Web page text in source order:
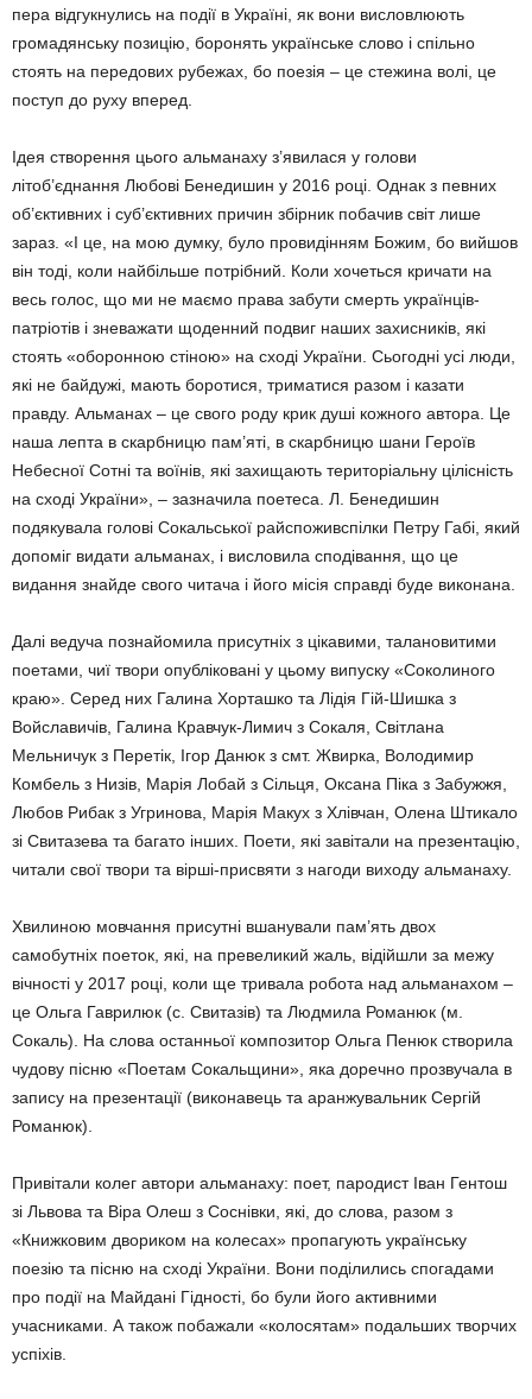
пера відгукнулись на події в Україні, як вони висловлюють
грома­дянську позицію, боронять українське слово і спільно
стоять на передових рубежах, бо поезія – це стежина волі, це
поступ до руху вперед.
Ідея створення цього альманаху з’явилася у голови
літоб’єднання Любові Бенедишин у 2016 році. Однак з певних
об’єктивних і суб’єктивних причин збірник побачив світ лише
зараз. «І це, на мою думку, було прови­дінням Божим, бо вийшов
він тоді, коли найбільше потрібний. Коли хочеться кричати на
весь голос, що ми не маємо права забути смерть українців-
патріотів і зневажати що­денний подвиг наших захисників, які
стоять «оборонною стіною» на сході України. Сьо­годні усі люди,
які не байдужі, мають бороти­ся, триматися разом і казати
правду. Альма­нах – це свого роду крик душі кожного автора. Це
наша лепта в скарбницю пам’яті, в скарбницю шани Героїв
Небесної Сотні та воїнів, які захищають територіальну ціліс­ність
на сході України», – зазначила поетеса. Л. Бенедишин
подякувала голові Сокаль­ської райспоживспілки Петру Габі, який
допо­міг видати альманах, і висловила сподівання, що це
видання знайде свого читача і його місія справді буде виконана.
Далі ведуча познайомила присутніх з цікавими, талановитими
поетами, чиї твори опубліковані у цьому випуску «Соколиного
краю». Серед них Галина Хорташко та Лідія Гій-Шишка з
Войславичів, Галина Кравчук-Лимич з Сокаля, Світлана
Мельничук з Перетік, Ігор Данюк з смт. Жвирка, Володи­мир
Комбель з Низів, Марія Лобай з Сільця, Оксана Піка з Забужжя,
Любов Рибак з Угри­нова, Марія Макух з Хлівчан, Олена Штика­ло
зі Свитазева та багато інших. Поети, які завітали на презентацію,
читали свої твори та вірші-присвяти з нагоди виходу альманаху.
Хвилиною мовчання присутні вшанували пам’ять двох
самобутніх поеток, які, на превеликий жаль, відійшли за межу
вічності у 2017 році, коли ще тривала робота над альманахом –
це Ольга Гаврилюк (с. Свита­зів) та Людмила Романюк (м.
Сокаль). На слова останньої композитор Ольга Пенюк створила
чудову пісню «Поетам Сокальщи­ни», яка доречно прозвучала в
запису на презентації (виконавець та аранжувальник Сергій
Романюк).
Привітали колег автори альманаху: поет, пародист Іван Гентош
зі Львова та Віра Олеш з Соснівки, які, до слова, разом з
«Книжковим двориком на колесах» пропагу­ють українську
поезію та пісню на сході Ук­раїни. Вони поділились спогадами
про події на Майдані Гідності, бо були його активними
учасниками. А також побажали «колосятам» подальших творчих
успіхів.